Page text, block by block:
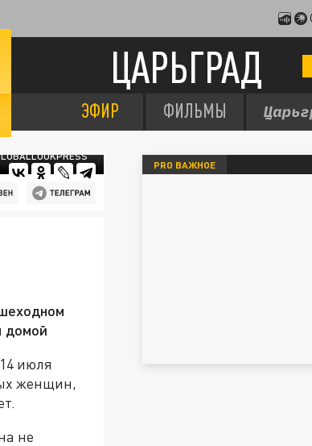
ЦАРЬГРАД
ЭФИР ФИЛЬМЫ
домой
июля
женщин,
не
PRO ВАЖНОЕ